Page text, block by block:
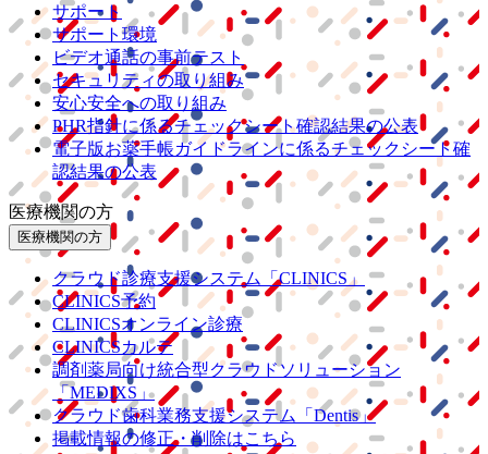
サポート
サポート環境
ビデオ通話の事前テスト
セキュリティの取り組み
安心安全への取り組み
PHR指針に係るチェックシート確認結果の公表
電子版お薬手帳ガイドラインに係るチェックシート確
認結果の公表
医療機関の方
医療機関の方
クラウド診療支援システム
「CLINICS」
CLINICS予約
CLINICSオンライン診療
CLINICSカルテ
調剤薬局向け統合型クラウドソリューション
「MEDIXS」
クラウド歯科業務支援システム
「Dentis」
掲載情報の修正・削除はこちら